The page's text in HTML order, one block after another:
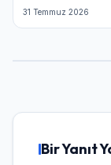
31 Temmuz 2026
Bir Yanıt